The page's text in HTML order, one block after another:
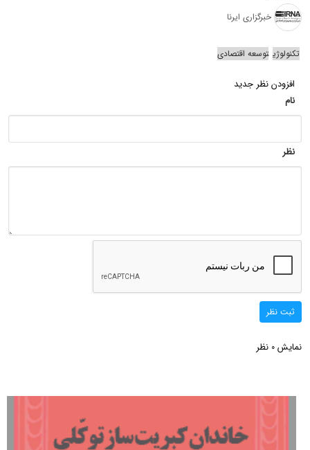
خبرگزاری ایرنا
تکنولوژی توسعه اقتصادی
افزودن نظر جدید
نام
نظر
ثبت نظر
نمایش 0 نظر